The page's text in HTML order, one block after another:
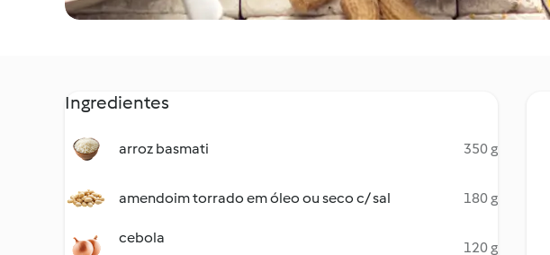
Ingredientes
arroz basmati 350 g
amendoim torrado em óleo ou seco c/ sal 180 g
cebola
120 g